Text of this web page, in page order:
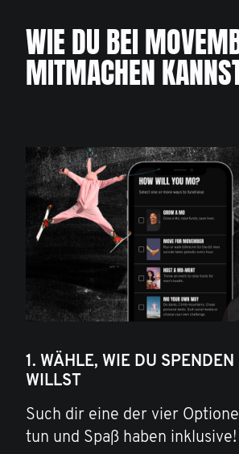
WIE DU BEI
MITMACHEN
1. WÄHLE, WIE DU
WILLST
Such dir eine der vier
tun und Spaß haben inklusive!